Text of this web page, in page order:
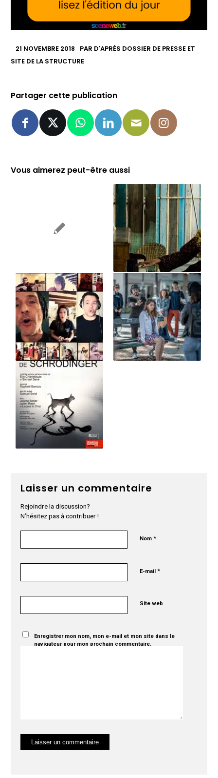
21 NOVEMBRE 2018 PAR D'APRÈS DOSSIER DE PRESSE ET
SITE DE LA STRUCTURE
Partager cette publication
Vous aimerez peut-être aussi
Laisser un commentaire
Rejoindre la discussion?
N’hésitez pas à contribuer !
Nom*
E-mail*
Site web
Enregistrer mon nom, mon e-mail et mon site dans le
navigateur pour mon prochain commentaire.